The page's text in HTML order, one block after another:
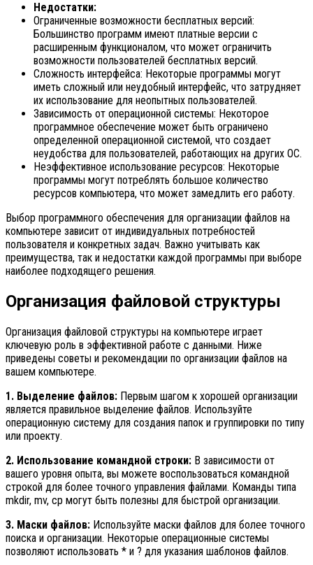
Недостатки:
Ограниченные возможности бесплатных версий:
Большинство программ имеют платные версии с
расширенным функционалом, что может ограничить
возможности пользователей бесплатных версий.
Сложность интерфейса: Некоторые программы могут
иметь сложный или неудобный интерфейс, что затрудняет
их использование для неопытных пользователей.
Зависимость от операционной системы: Некоторое
программное обеспечение может быть ограничено
определенной операционной системой, что создает
неудобства для пользователей, работающих на других ОС.
Неэффективное использование ресурсов: Некоторые
программы могут потреблять большое количество
ресурсов компьютера, что может замедлить его работу.
Выбор программного обеспечения для организации файлов на
компьютере зависит от индивидуальных потребностей
пользователя и конкретных задач. Важно учитывать как
преимущества, так и недостатки каждой программы при выборе
наиболее подходящего решения.
Организация файловой структуры
Организация файловой структуры на компьютере играет
ключевую роль в эффективной работе с данными. Ниже
приведены советы и рекомендации по организации файлов на
вашем компьютере.
1. Выделение файлов: Первым шагом к хорошей организации
является правильное выделение файлов. Используйте
операционную систему для создания папок и группировки по типу
или проекту.
2. Использование командной строки: В зависимости от
вашего уровня опыта, вы можете воспользоваться командной
строкой для более точного управления файлами. Команды типа
mkdir, mv, cp могут быть полезны для быстрой организации.
3. Маски файлов: Используйте маски файлов для более точного
поиска и организации. Некоторые операционные системы
позволяют использовать * и ? для указания шаблонов файлов.